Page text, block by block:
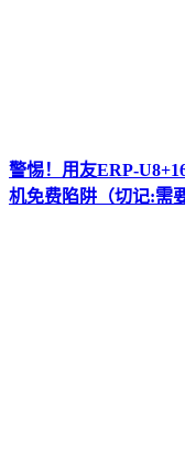
警惕！用友ERP-
机免费陷阱（切记:需